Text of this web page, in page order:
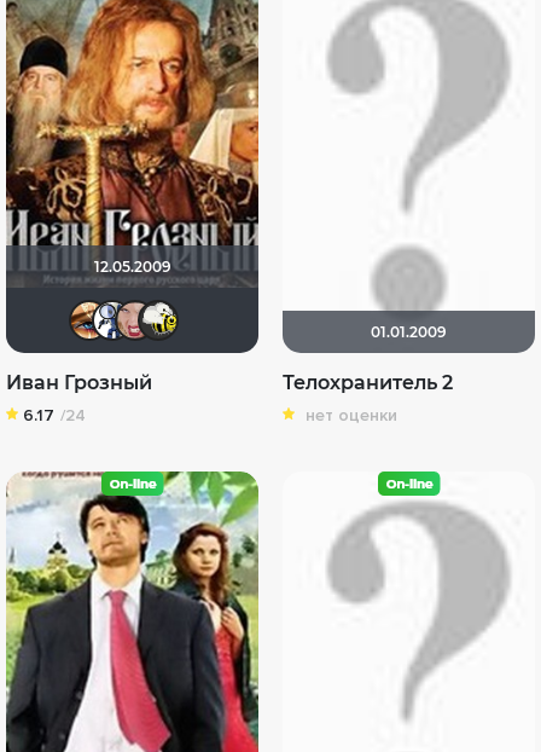
12.05.2009
Наташа Фил
~ Sanсho ~
Оленёк
Vektra
Иван Грозный
6.17 /24
01.01.2009
Телохранитель 2
нет оценки